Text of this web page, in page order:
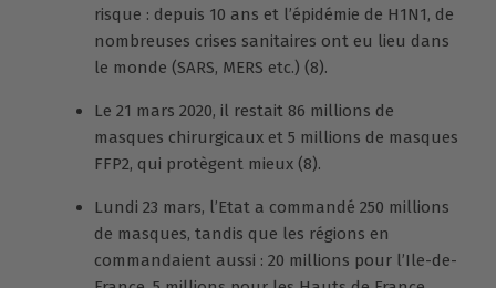
risque : depuis 10 ans et l’épidémie de H1N1, de
nombreuses crises sanitaires ont eu lieu dans
le monde (SARS, MERS etc.) (8).
Le 21 mars 2020, il restait 86 millions de
masques chirurgicaux et 5 millions de masques
FFP2, qui protègent mieux (8).
Lundi 23 mars, l’Etat a commandé 250 millions
de masques, tandis que les régions en
commandaient aussi : 20 millions pour l’Ile-de-